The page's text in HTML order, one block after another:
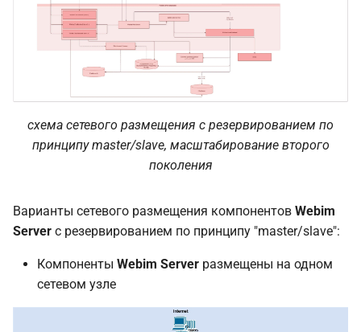
схема сетевого размещения с резервированием по
принципу master/slave, масштабирование второго
поколения
Варианты сетевого размещения компонентов Webim
Server с резервированием по принципу "master/slave":
Компоненты Webim Server размещены на одном
сетевом узле